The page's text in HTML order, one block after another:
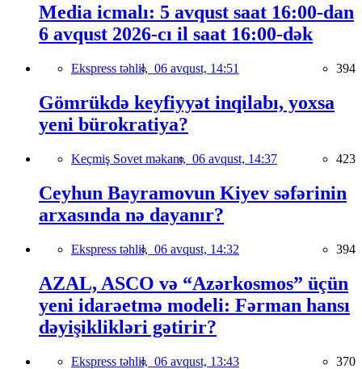
Media icmalı: 5 avqust saat 16:00-dan
6 avqust 2026-cı il saat 16:00-dək
Ekspress təhlil, 06 avqust, 14:51 394
Gömrükdə keyfiyyət inqilabı, yoxsa
yeni bürokratiya?
Keçmiş Sovet məkanı, 06 avqust, 14:37 423
Ceyhun Bayramovun Kiyev səfərinin
arxasında nə dayanır?
Ekspress təhlil, 06 avqust, 14:32 394
AZAL, ASCO və “Azərkosmos” üçün
yeni idarəetmə modeli: Fərman hansı
dəyişiklikləri gətirir?
Ekspress təhlil, 06 avqust, 13:43 370